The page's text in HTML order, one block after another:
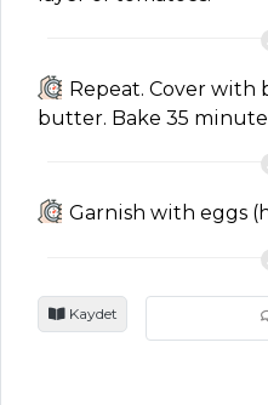
Domatesli Tereyağı
Tarifi, Nasıl Yapılır?
Mezeler ve Soslar
SALATALAR
Repeat. Cover with
butter. Bake 35
Garnish with eggs
Kaydet